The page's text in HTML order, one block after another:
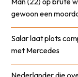
gewoon een
Salar laat plots
met Mercedes
Nederlander die